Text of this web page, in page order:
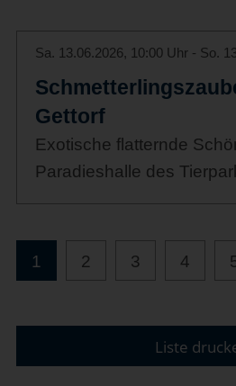
Sa. 13.06.2026, 10:00 Uhr - So.
Gettorf
Exotische flatternde
Paradieshalle des
1 2 3 4
Liste